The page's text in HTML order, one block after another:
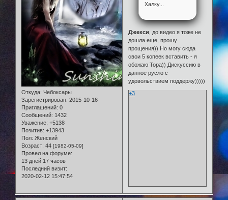
Откуда: Чебоксары
Зарегистрирован: 2015-10-16
Приглашений: 0
Сообщений: 1432
Уважение: +5138
Позитив: +13943
Пол: Женский
Возраст: 44 [1982-05-09]
Провел на форуме:
13 дней 17 часов
Последний визит:
2020-02-12 15:47:54
Халку...
Джекси , до видео я тоже не
дошла еще, прошу
прощения)) Но могу сюда
свои 5 копеек вставить - я
обожаю Тора)) Дискуссию в
данное русло с
удовольствием поддержу)))))
+3